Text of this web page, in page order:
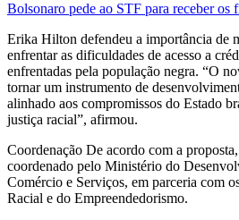
Bolsonaro pede ao STF para receber os
Erika Hilton defendeu a importância de
enfrentar as dificuldades de acesso a
enfrentadas pela população negra. “O
tornar um instrumento de
alinhado aos compromissos do Estado
justiça racial”, afirmou.
Coordenação De acordo com a
coordenado pelo Ministério do
Comércio e Serviços, em parceria com
Racial e do Empreendedorismo.